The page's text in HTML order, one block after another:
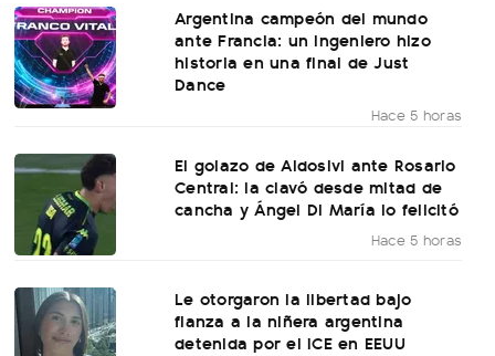
Argentina campeón del mundo
ante Francia: un ingeniero hizo
historia en una final de Just
Dance
Hace 5 horas
El golazo de Aldosivi ante Rosario
Central: la clavó desde mitad de
cancha y Ángel Di María lo felicitó
Hace 5 horas
Le otorgaron la libertad bajo
fianza a la niñera argentina
detenida por el ICE en EEUU